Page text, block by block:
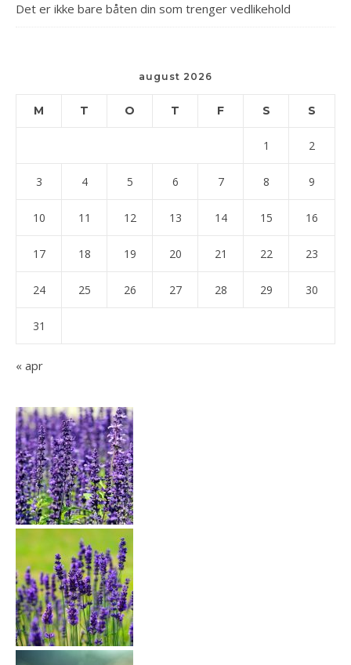
Det er ikke bare båten din som trenger vedlikehold
august 2026
M T O T F S S
1 2
3 4 5 6 7 8 9
10 11 12 13 14 15 16
17 18 19 20 21 22 23
24 25 26 27 28 29 30
31
« apr